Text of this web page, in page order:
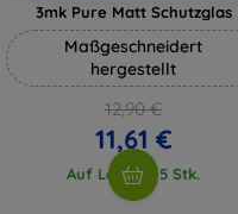
3mk Pure Matt Schutzglas
Maßgeschneidert
hergestellt
12,90 €
11,61 €
Auf Lager > 5 Stk.